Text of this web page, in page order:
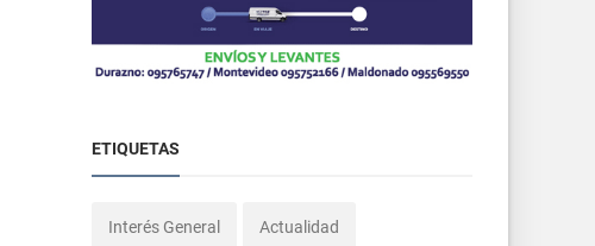
ETIQUETAS
Interés General Actualidad